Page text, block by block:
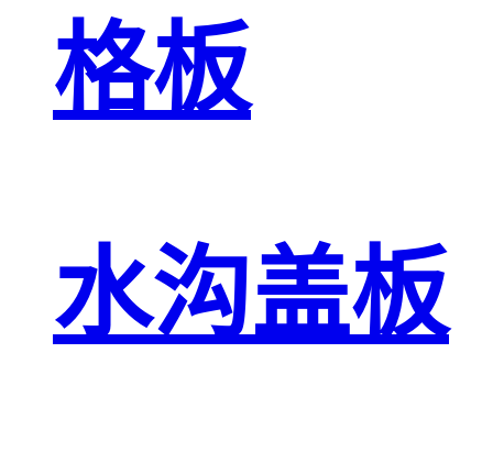
格板
水沟盖板